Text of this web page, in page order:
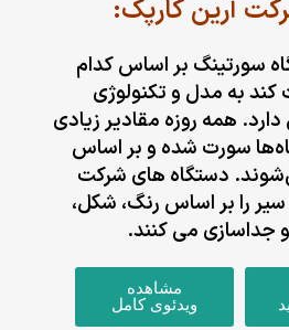
آرین کارپک:
سورتینگ بر اساس کدام
کند به مدل و تکنولوژی
همه روزه مقادیر زیادی
سورت شده و بر اساس
دستگاه های شرکت
را بر اساس رنگ، شکل،
جداسازی می کنند.
مشاهده
ویدئوی کامل